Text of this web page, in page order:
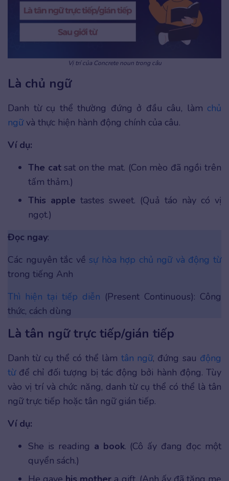
Vị trí của Concrete noun trong câu
Là chủ ngữ
Danh từ cụ thể thường đứng ở đầu câu, làm chủ
ngữvà thực hiện hành động chính của câu.
Ví dụ:
The catsat on the mat. (Con mèo đã ngồi trên
tấm thảm.)
This apple tastes sweet. (Quả táo này có vị
ngọt.)
Đọc ngay:
Các nguyên tắc vềsự hòa hợp chủ ngữ và động từ
trong tiếng Anh
Thì hiện tại tiếp diễn (Present Continuous): Công
thức, cách dùng
Là tân ngữ trực tiếp/gián tiếp
Danh từ cụ thể có thể làm tân ngữ, đứng sau động
từđể chỉ đối tượng bị tác động bởi hành động. Tùy
vào vị trí và chức năng, danh từ cụ thể có thể là tân
ngữ trực tiếp hoặc tân ngữ gián tiếp.
Ví dụ:
She is reading a book. (Cô ấy đang đọc một
quyển sách.)